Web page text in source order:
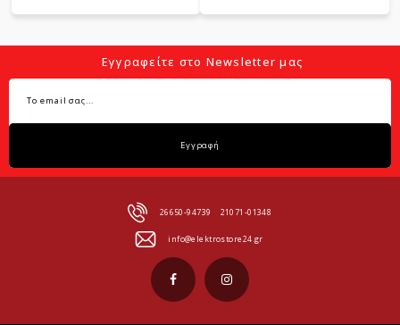
Εγγραφείτε στο Newsletter μας
Εγγραφή
26650-94739 21071-01348
info@elektrostore24.gr